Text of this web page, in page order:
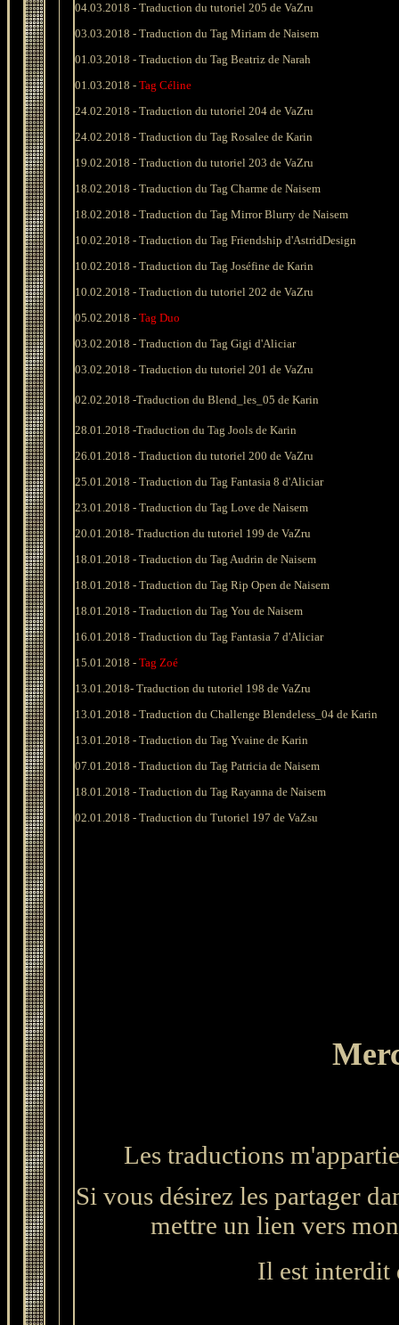
04.03.2018 - Traduction du tutoriel 205 de VaZru
03.03.2018 - Traduction du Tag Miriam de Naisem
01.03.2018 - Traduction du Tag Beatriz de Narah
01.03.2018 - Tag Céline
24.02.2018 - Traduction du tutoriel 204 de VaZru
24.02.2018 - Traduction du Tag Rosalee de Karin
19.02.2018 - Traduction du tutoriel 203 de VaZru
18.02.2018 - Traduction du Tag Charme de Naisem
18.02.2018 - Traduction du Tag Mirror Blurry de Naisem
10.02.2018 - Traduction du Tag Friendship d'AstridDesign
10.02.2018 - Traduction du Tag Joséfine de Karin
10.02.2018 - Traduction du tutoriel 202 de VaZru
05.02.2018 - Tag Duo
03.02.2018 - Traduction du Tag Gigi d'Aliciar
03.02.2018 - Traduction du tutoriel 201 de VaZru
02.02.2018 -Traduction du Blend_les_05 de Karin
28.01.2018 -Traduction du Tag Jools de Karin
26.01.2018 - Traduction du tutoriel 200 de VaZru
25.01.2018 - Traduction du Tag Fantasia 8 d'Aliciar
23.01.2018 - Traduction du Tag Love de Naisem
20.01.2018- Traduction du tutoriel 199 de VaZru
18.01.2018 - Traduction du Tag Audrin de Naisem
18.01.2018 - Traduction du Tag Rip Open de Naisem
18.01.2018 - Traduction du Tag You de Naisem
16.01.2018 - Traduction du Tag Fantasia 7 d'Aliciar
15.01.2018 - Tag Zoé
13.01.2018- Traduction du tutoriel 198 de VaZru
13.01.2018 - Traduction du Challenge Blendeless_04 de Karin
13.01.2018 - Traduction du Tag Yvaine de Karin
07.01.2018 - Traduction du Tag Patricia de Naisem
18.01.2018 - Traduction du Tag Rayanna de Naisem
02.01.2018 - Traduction du Tutoriel 197 de VaZsu
Les traductions
Si vous désirez les partager
mettre un lien vers
Il est interdit